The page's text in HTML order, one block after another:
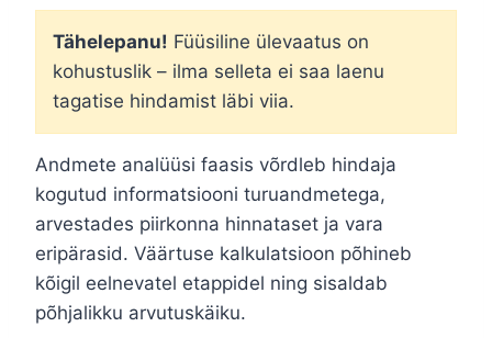
Tähelepanu! Füüsiline ülevaatus on
kohustuslik – ilma selleta ei saa laenu
tagatise hindamist läbi viia.
Andmete analüüsi faasis võrdleb hindaja
kogutud informatsiooni turuandmetega,
arvestades piirkonna hinnataset ja vara
eripärasid. Väärtuse kalkulatsioon põhineb
kõigil eelnevatel etappidel ning sisaldab
põhjalikku arvutuskäiku.